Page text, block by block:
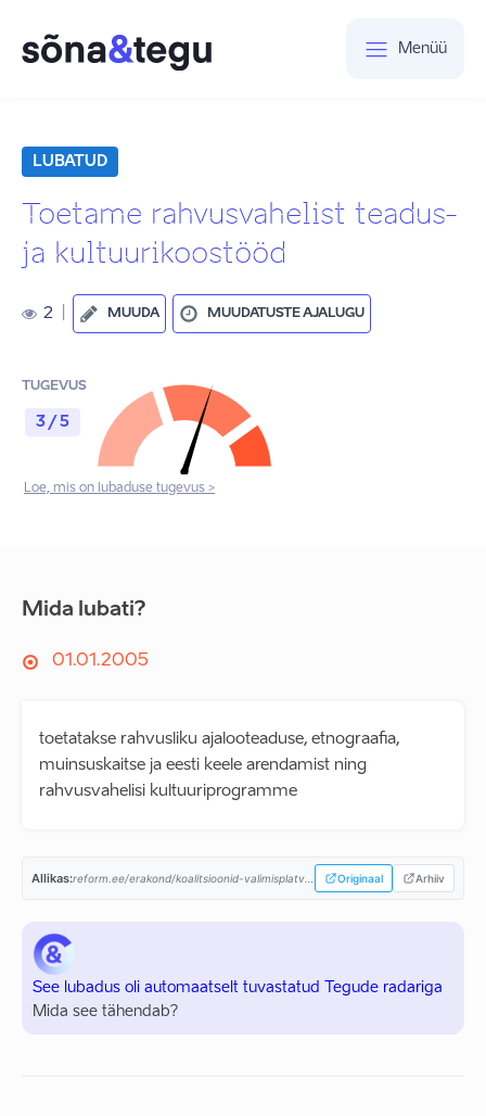
Menüü
LUBATUD
Toetame rahvusvahelist teadus-
ja kultuurikoostööd
2 MUUDA MUUDATUSTE AJALUGU
TUGEVUS
3 / 5
Loe, mis on lubaduse tugevus >
Mida lubati?
01.01.2005
toetatakse rahvusliku ajalooteaduse, etnograafia,
muinsuskaitse ja eesti keele arendamist ning
rahvusvahelisi kultuuriprogramme
Allikas: Originaal Arhiiv
See lubadus oli automaatselt tuvastatud Tegude radariga
Mida see tähendab?